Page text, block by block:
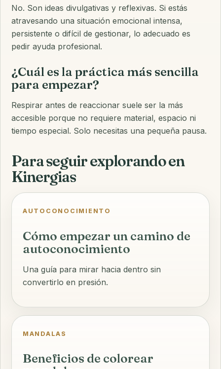
No. Son ideas divulgativas y reflexivas. Si estás
atravesando una situación emocional intensa,
persistente o difícil de gestionar, lo adecuado es
pedir ayuda profesional.
¿Cuál es la práctica más sencilla
para empezar?
Respirar antes de reaccionar suele ser la más
accesible porque no requiere material, espacio ni
tiempo especial. Solo necesitas una pequeña pausa.
Para seguir explorando en
Kinergias
AUTOCONOCIMIENTO
Cómo empezar un camino de
autoconocimiento
Una guía para mirar hacia dentro sin
convertirlo en presión.
MANDALAS
Beneficios de colorear